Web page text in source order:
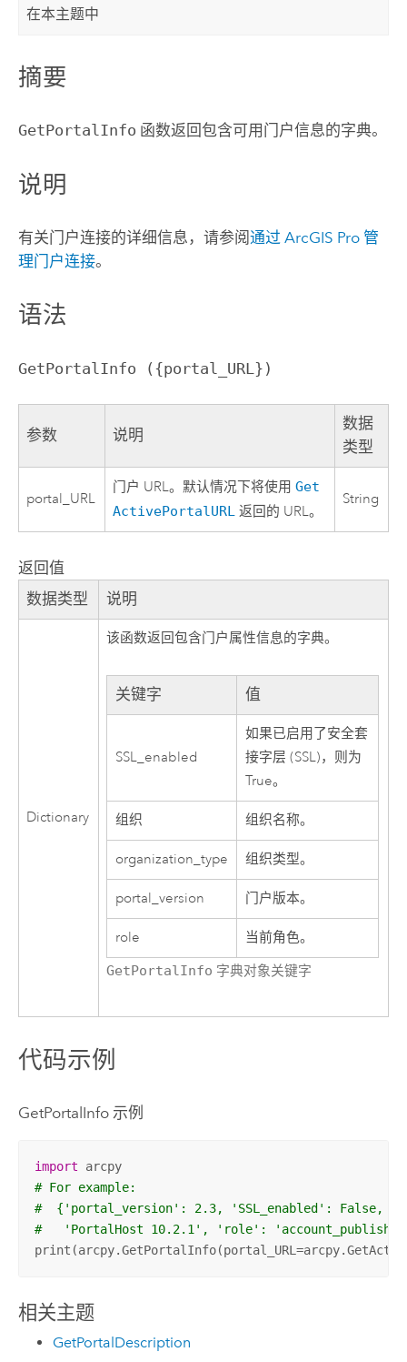
在本主题中
摘要
GetPortalInfo 函数返回包含可用门户信息的字典。
说明
有关门户连接的详细信息，请参阅通过 ArcGIS Pro 管
理门户连接。
语法
GetPortalInfo ({portal_URL})
参数 说明
数据
类型
portal_URL
门户 URL。默认情况下将使用Get
ActivePortalURL 返回的 URL。
String
返回值
数据类型 说明
Dictionary
该函数返回包含门户属性信息的字典。
关键字 值
SSL_enabled
如果已启用了安全套
接字层 (SSL)，则为
True。
组织 组织名称。
organization_type 组织类型。
portal_version 门户版本。
role 当前角色。
GetPortalInfo 字典对象关键字
代码示例
GetPortalInfo 示例
import
arcpy
# For example:
#  {'portal_version': 2.3, 'SSL_enabled': False,
#   'PortalHost 10.2.1', 'role':
相关主题
GetPortalDescription